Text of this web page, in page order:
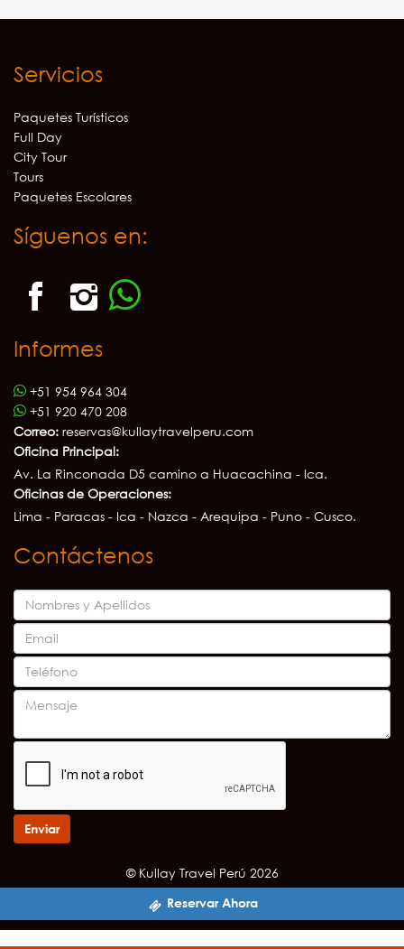
Reservar Ahora
Servicios
Paquetes Turísticos
Full Day
City Tour
Tours
Paquetes Escolares
Síguenos en:
Informes
+51 954 964 304
+51 920 470 208
Correo: reservas@kullaytravelperu.com
Oficina Principal:
Av. La Rinconada D5 camino a Huacachina - Ica.
Oficinas de Operaciones:
Lima - Paracas - Ica - Nazca - Arequipa - Puno - Cusco.
Contáctenos
Enviar
© Kullay Travel Perú 2026